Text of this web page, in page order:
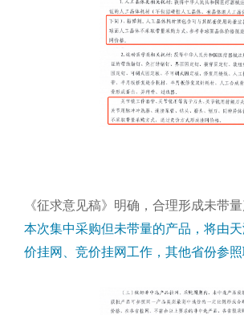
《征求意见稿》明确，合理形成未带量
本次集中采购但未带量的产品，将由
价挂网、竞价挂网工作，其他省份参照